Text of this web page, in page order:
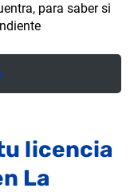
para saber si
licencia
La